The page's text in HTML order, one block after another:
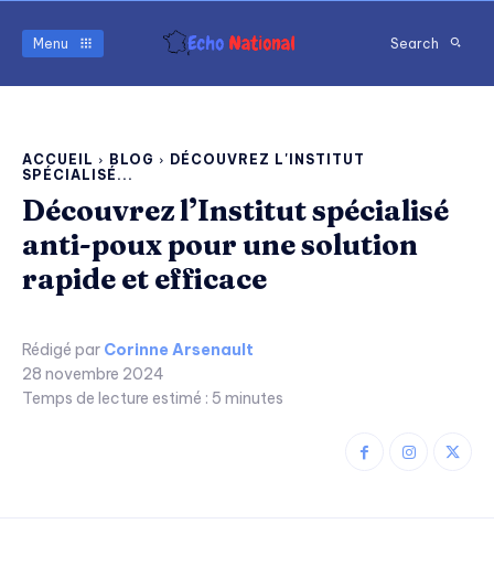
Menu Search
ACCUEIL BLOG
DÉCOUVREZ L'INSTITUT
SPÉCIALISÉ...
Découvrez l’Institut spécialisé
anti-poux pour une solution
rapide et efficace
Rédigé par Corinne Arsenault
28 novembre 2024
Temps de lecture estimé : 5 minutes